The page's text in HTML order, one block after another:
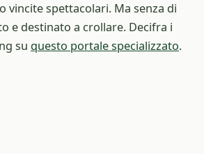
vincite spettacolari. Ma senza di
e destinato a crollare. Decifra i
su questo portale specializzato.